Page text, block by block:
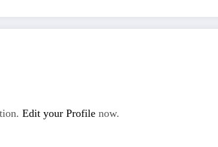
Edit your Profile now.